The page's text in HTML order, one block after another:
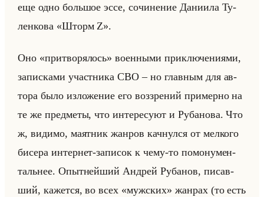
еще одно большое эссе, со­чи­не­ние Да­ни­ила Ту­
лен­ко­ва «Шторм Z».
Оно «притворялось» во­ен­ны­ми при­клю­че­ни­ями,
за­пис­ка­ми участ­ни­ка СВО – но глав­ным для ав­
то­ра было из­ло­же­ние его воз­зре­ний при­мер­но на
те же пред­ме­ты, что ин­те­ре­су­ют и Ру­ба­но­ва. Что
ж, ви­ди­мо, ма­ят­ник жан­ров кач­нул­ся от мел­ко­го
би­се­ра ин­тер­нет-за­пи­сок к чему-то по­мо­ну­мен­
тальнее. Опыт­нейший Ан­дрей Ру­ба­нов, пи­сав­
ший, ка­жет­ся, во всех «мужских» жан­рах (то есть